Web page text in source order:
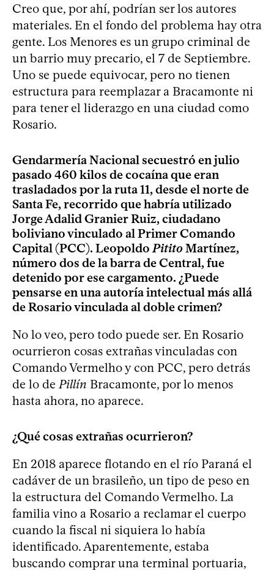
Creo que, por ahí, podrían ser los autores
materiales. En el fondo del problema hay otra
gente. Los Menores es un grupo criminal de
un barrio muy precario, el 7 de Septiembre.
Uno se puede equivocar, pero no tienen
estructura para reemplazar a Bracamonte ni
para tener el liderazgo en una ciudad como
Rosario.
Gendarmería Nacional secuestró en julio
pasado 460 kilos de cocaína que eran
trasladados por la ruta 11, desde el norte de
Santa Fe, recorrido que habría utilizado
Jorge Adalid Granier Ruiz, ciudadano
boliviano vinculado al Primer Comando
Capital (PCC). Leopoldo PititoMartínez,
número dos de la barra de Central, fue
detenido por ese cargamento. ¿Puede
pensarse en una autoría intelectual más allá
de Rosario vinculada al doble crimen?
No lo veo, pero todo puede ser. En Rosario
ocurrieron cosas extrañas vinculadas con
Comando Vermelho y con PCC, pero detrás
de lo de Pillín Bracamonte, por lo menos
hasta ahora, no aparece.
¿Qué cosas extrañas ocurrieron?
En 2018 aparece flotando en el río Paraná el
cadáver de un brasileño, un tipo de peso en
la estructura del Comando Vermelho. La
familia vino a Rosario a reclamar el cuerpo
cuando la fiscal ni siquiera lo había
identificado. Aparentemente, estaba
buscando comprar una terminal portuaria,